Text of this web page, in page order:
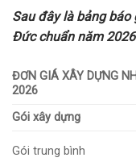
Sau đây là bảng báo
Đức chuẩn năm
ĐƠN GIÁ XÂY DỰNG
2026
Gói xây dựng
Gói trung bình